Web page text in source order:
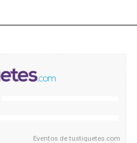
Eventos detustiquetes.com